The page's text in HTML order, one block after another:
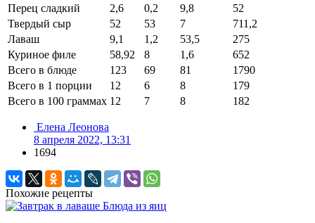
Перец сладкий
2,6 0,2 9,8
52
Твердый сыр
52 53 7
711,2
Лаваш
9,1 1,2 53,5
275
Куриное филе
58,92 8 1,6
652
Всего в блюде
123 69 81
1790
Всего в 1 порции
12 6 8
179
Всего в 100 граммах 12 7 8 182
Елена Леонова
8 апреля 2022, 13:31
1694
Похожие рецепты
Блюда из яиц